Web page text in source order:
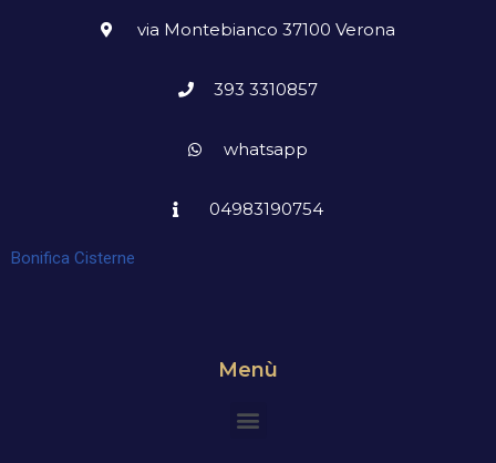
via Montebianco 37100 Verona
393 3310857
whatsapp
04983190754
Bonifica Cisterne
Menù